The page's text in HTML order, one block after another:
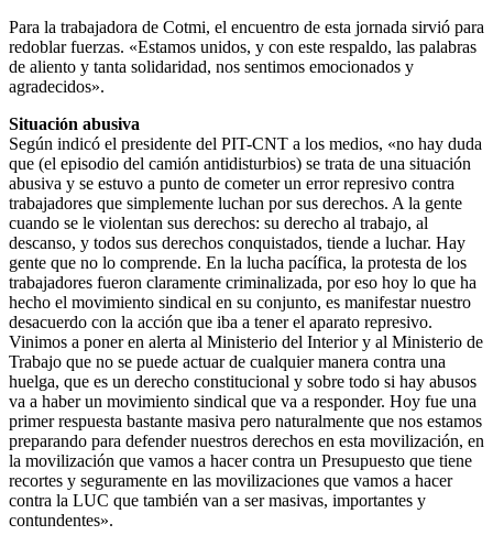
Para la trabajadora de Cotmi, el encuentro de esta jornada sirvió para
redoblar fuerzas. «Estamos unidos, y con este respaldo, las palabras
de aliento y tanta solidaridad, nos sentimos emocionados y
agradecidos».
Situación abusiva
Según indicó el presidente del PIT-CNT a los medios, «no hay duda
que (el episodio del camión antidisturbios) se trata de una situación
abusiva y se estuvo a punto de cometer un error represivo contra
trabajadores que simplemente luchan por sus derechos. A la gente
cuando se le violentan sus derechos: su derecho al trabajo, al
descanso, y todos sus derechos conquistados, tiende a luchar. Hay
gente que no lo comprende. En la lucha pacífica, la protesta de los
trabajadores fueron claramente criminalizada, por eso hoy lo que ha
hecho el movimiento sindical en su conjunto, es manifestar nuestro
desacuerdo con la acción que iba a tener el aparato represivo.
Vinimos a poner en alerta al Ministerio del Interior y al Ministerio de
Trabajo que no se puede actuar de cualquier manera contra una
huelga, que es un derecho constitucional y sobre todo si hay abusos
va a haber un movimiento sindical que va a responder. Hoy fue una
primer respuesta bastante masiva pero naturalmente que nos estamos
preparando para defender nuestros derechos en esta movilización, en
la movilización que vamos a hacer contra un Presupuesto que tiene
recortes y seguramente en las movilizaciones que vamos a hacer
contra la LUC que también van a ser masivas, importantes y
contundentes».